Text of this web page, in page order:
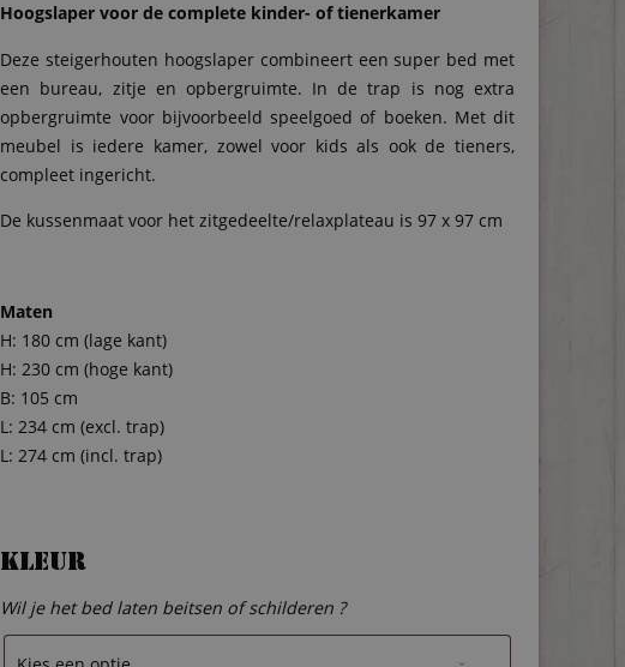
Hoogslaper voor de complete kinder- of tienerkamer
Deze steigerhouten hoogslaper combineert een super bed met
een bureau, zitje en opbergruimte. In de trap is nog extra
opbergruimte voor bijvoorbeeld speelgoed of boeken. Met dit
meubel is iedere kamer, zowel voor kids als ook de tieners,
compleet ingericht.
De kussenmaat voor het zitgedeelte/relaxplateau is 97 x 97 cm
Maten
H: 180 cm (lage kant)
H: 230 cm (hoge kant)
B: 105 cm
L: 234 cm (excl. trap)
L: 274 cm (incl. trap)
Kleur
Wil je het bed laten beitsen of schilderen ?